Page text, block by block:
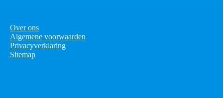
Over ons
Algemene voorwaarden
Privacyverklaring
Sitemap